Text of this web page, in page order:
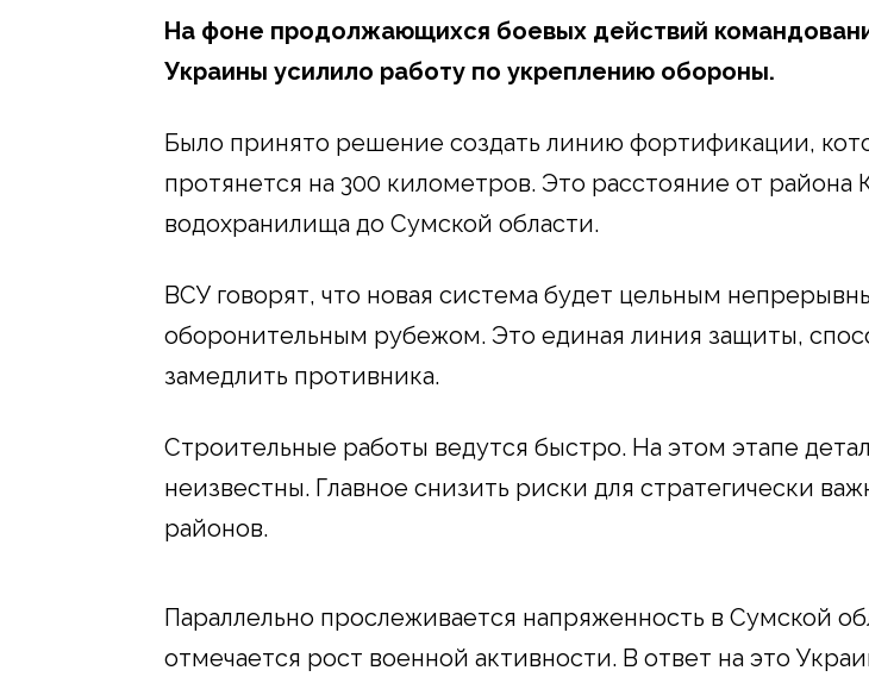
На фоне продолжающихся боевых действий
Украины усилило работу по укреплению обороны.
Было принято решение создать линию фортификации,
протянется на 300 километров. Это расстояние от района
водохранилища до Сумской области.
ВСУ говорят, что новая система будет цельным
оборонительным рубежом. Это единая линия защиты,
замедлить противника.
Строительные работы ведутся быстро. На этом этапе
неизвестны. Главное снизить риски для стратегически
районов.
Параллельно прослеживается напряженность в Сумской
отмечается рост военной активности. В ответ на это